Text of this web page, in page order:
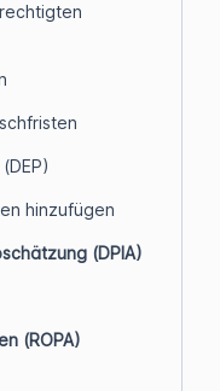
hinzufügen
(DPIA)
(ROPA)